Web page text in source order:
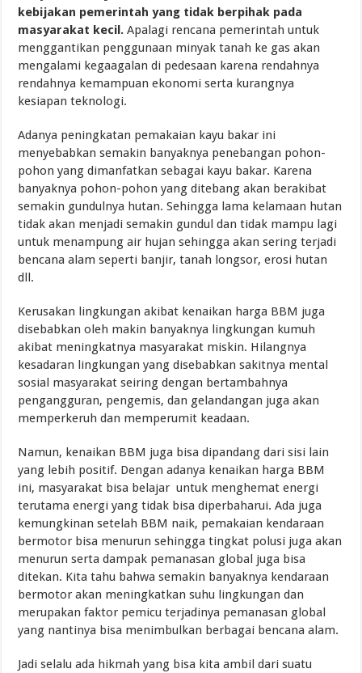
kebijakan pemerintah yang tidak berpihak pada
masyarakat kecil.Apalagi rencana pemerintah untuk
menggantikan penggunaan minyak tanah ke gas akan
mengalami kegaagalan di pedesaan karena rendahnya
rendahnya kemampuan ekonomi serta kurangnya
kesiapan teknologi.
Adanya peningkatan pemakaian kayu bakar ini
menyebabkan semakin banyaknya penebangan pohon-
pohon yang dimanfatkan sebagai kayu bakar. Karena
banyaknya pohon-pohon yang ditebang akan berakibat
semakin gundulnya hutan. Sehingga lama kelamaan hutan
tidak akan menjadi semakin gundul dan tidak mampu lagi
untuk menampung air hujan sehingga akan sering terjadi
bencana alam seperti banjir, tanah longsor, erosi hutan
dll.
Kerusakan lingkungan akibat kenaikan harga BBM juga
disebabkan oleh makin banyaknya lingkungan kumuh
akibat meningkatnya masyarakat miskin. Hilangnya
kesadaran lingkungan yang disebabkan sakitnya mental
sosial masyarakat seiring dengan bertambahnya
pengangguran, pengemis, dan gelandangan juga akan
memperkeruh dan memperumit keadaan.
Namun, kenaikan BBM juga bisa dipandang dari sisi lain
yang lebih positif. Dengan adanya kenaikan harga BBM
ini, masyarakat bisa belajar untuk menghemat energi
terutama energi yang tidak bisa diperbaharui. Ada juga
kemungkinan setelah BBM naik, pemakaian kendaraan
bermotor bisa menurun sehingga tingkat polusi juga akan
menurun serta dampak pemanasan global juga bisa
ditekan. Kita tahu bahwa semakin banyaknya kendaraan
bermotor akan meningkatkan suhu lingkungan dan
merupakan faktor pemicu terjadinya pemanasan global
yang nantinya bisa menimbulkan berbagai bencana alam.
Jadi selalu ada hikmah yang bisa kita ambil dari suatu